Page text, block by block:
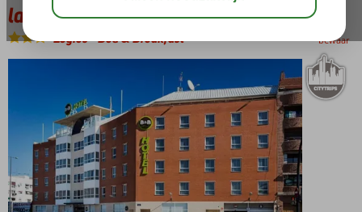
la Ciencias
Logies-Bed & Breakfast bewaar